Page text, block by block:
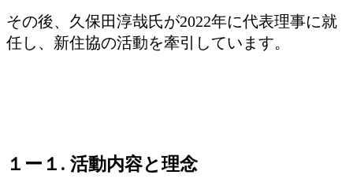
その後、久保田淳哉氏が2022年に代表理事に就
任し、新住協の活動を牽引しています。
１ー１. 活動内容と理念